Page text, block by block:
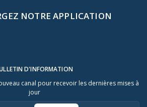
NOTRE APPLICATION
D'INFORMATION
canal pour recevoir les dernières mises à
jour